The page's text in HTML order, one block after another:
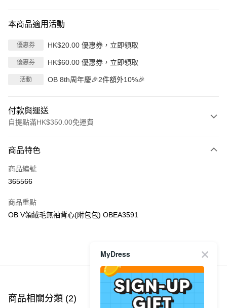
本商品適用活動
優惠券 HK$20.00 優惠券，立即領取
優惠券 HK$60.00 優惠券，立即領取
活動 OB 8th周年慶🎉2件額外10%🎉
付款與運送
自提點滿HK$350.00免運費
信用卡
Apple Pay
PayMe
每筆HK$40.00，滿HK$350.00或以上免運費
付款後順豐站及營業點
商品特色
商品編號
365566
商品重點
OB V領絨毛無袖背心(附包包) OBEA3591
商品推薦
商品相關分類 (2)
MyDress